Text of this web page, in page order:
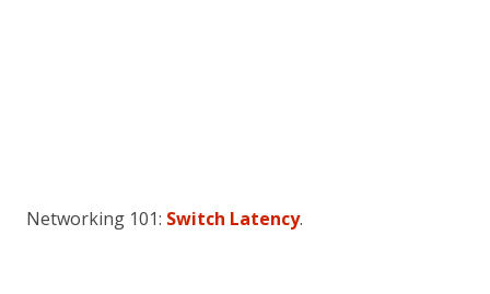
Networking 101: Switch Latency.